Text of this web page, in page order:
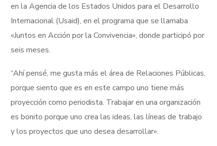
en la Agencia de los Estados Unidos para el Desarrollo
Internacional (Usaid), en el programa que se llamaba
«Juntos en Acción por la Convivencia», donde participó por
seis meses.
“Ahí pensé, me gusta más el área de Relaciones Públicas,
porque siento que es en este campo uno tiene más
proyección como periodista. Trabajar en una organización
es bonito porque uno crea las ideas, las líneas de trabajo
y los proyectos que uno desea desarrollar».